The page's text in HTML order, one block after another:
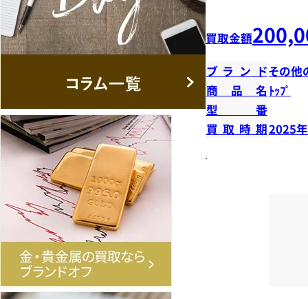
買取金額
ブランドその他
商品名 ﾄｯﾌﾟ
型番
買取時期2025